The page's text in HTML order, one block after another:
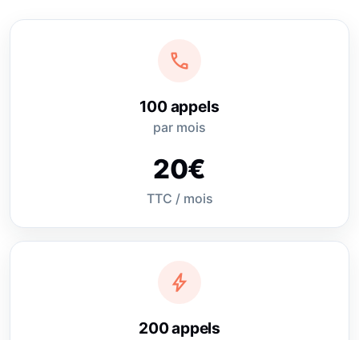
call
100 appels
par mois
20€
TTC / mois
bolt
200 appels